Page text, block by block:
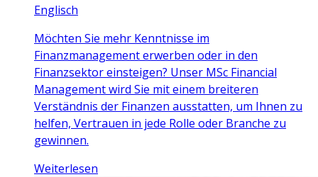
Englisch
Möchten Sie mehr Kenntnisse im
Finanzmanagement erwerben oder in den
Finanzsektor einsteigen? Unser MSc Financial
Management wird Sie mit einem breiteren
Verständnis der Finanzen ausstatten, um Ihnen zu
helfen, Vertrauen in jede Rolle oder Branche zu
gewinnen.
Weiterlesen